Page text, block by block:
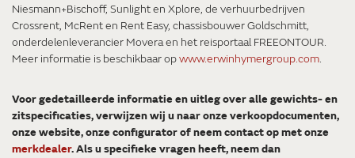
Niesmann+Bischoff, Sunlight en Xplore, de verhuurbedrijven
Crossrent, McRent en Rent Easy, chassisbouwer Goldschmitt,
onderdelenleverancier Movera en het reisportaal FREEONTOUR.
Meer informatie is beschikbaar opwww.erwinhymergroup.com.
Voor gedetailleerde informatie en uitleg over alle gewichts- en
zitspecificaties, verwijzen wij u naar onze verkoopdocumenten,
onze website, onze configurator of neem contact op met onze
merkdealer. Als u specifieke vragen heeft, neem dan